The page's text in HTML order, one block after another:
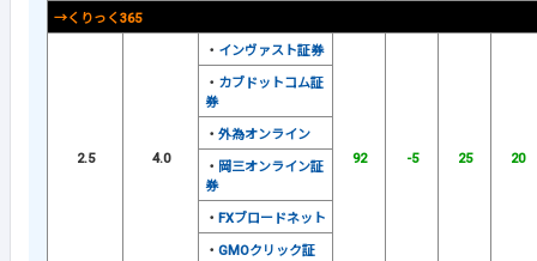
→くりっく365
2.5 4.0
・ インヴァスト証券
92 -5 25 20
・ カブドットコム証
券
・ 外為オンライン
・ 岡三オンライン証
券
・ FXブロードネット
・ GMOクリック証